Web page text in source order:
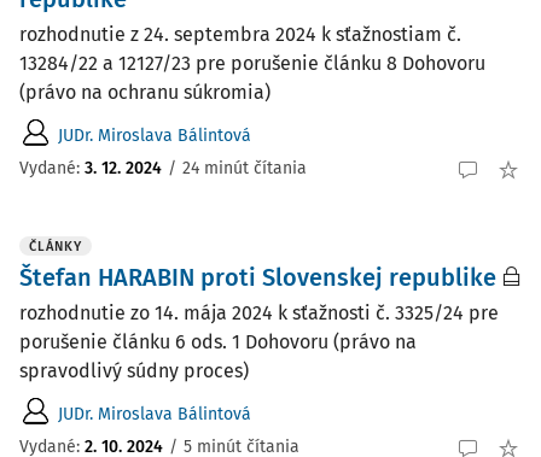
rozhodnutie z 24. septembra 2024 k sťažnostiam č.
13284/22 a 12127/23 pre porušenie článku 8 Dohovoru
(právo na ochranu súkromia)
JUDr. Miroslava Bálintová
Vydané: 3. 12. 2024 / 24 minút čítania
ČLÁNKY
Štefan HARABIN proti Slovenskej republike
rozhodnutie zo 14. mája 2024 k sťažnosti č. 3325/24 pre
porušenie článku 6 ods. 1 Dohovoru (právo na
spravodlivý súdny proces)
JUDr. Miroslava Bálintová
Vydané: 2. 10. 2024 / 5 minút čítania